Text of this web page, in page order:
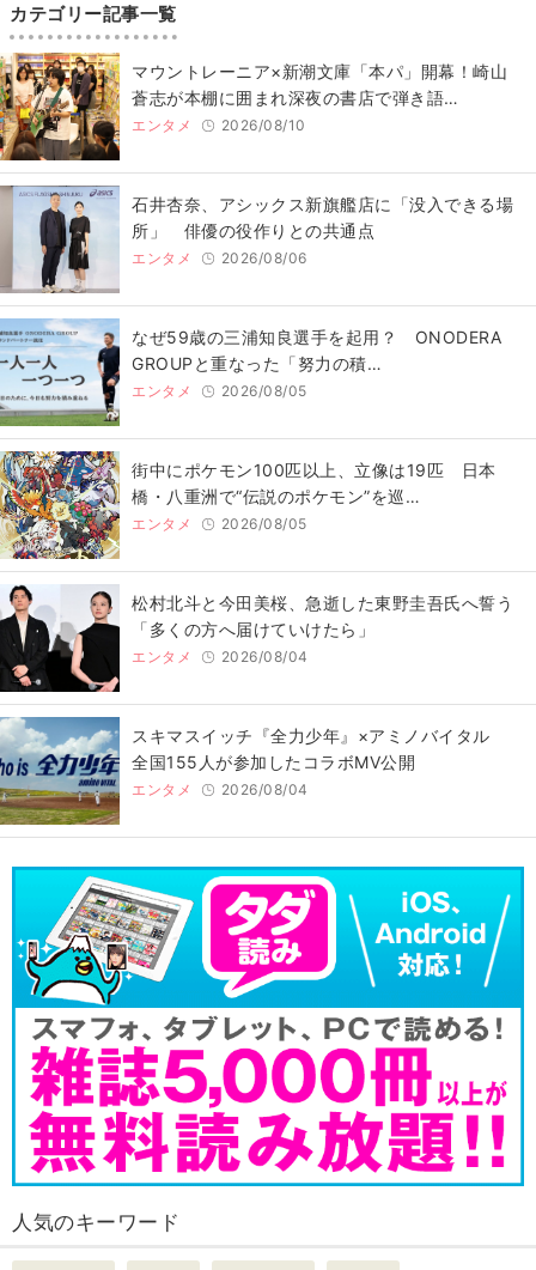
カテゴリー記事一覧
マウントレーニア×新潮文庫「本パ」開幕！崎山
蒼志が本棚に囲まれ深夜の書店で弾き語…
エンタメ 2026/08/10
石井杏奈、アシックス新旗艦店に「没入できる場
所」 俳優の役作りとの共通点
エンタメ 2026/08/06
なぜ59歳の三浦知良選手を起用？ ONODERA
GROUPと重なった「努力の積…
エンタメ 2026/08/05
街中にポケモン100匹以上、立像は19匹 日本
橋・八重洲で“伝説のポケモン”を巡…
エンタメ 2026/08/05
松村北斗と今田美桜、急逝した東野圭吾氏へ誓う
「多くの方へ届けていけたら」
エンタメ 2026/08/04
スキマスイッチ『全力少年』×アミノバイタル
全国155人が参加したコラボMV公開
エンタメ 2026/08/04
人気のキーワード